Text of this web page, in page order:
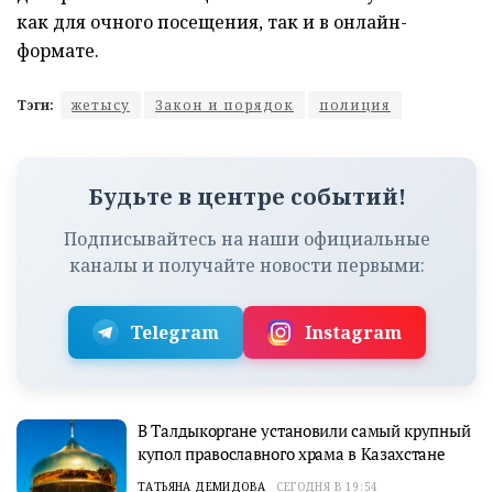
как для очного посещения, так и в онлайн-
формате.
Тэги: жетысу Закон и порядок полиция
Будьте в центре событий!
Подписывайтесь на наши официальные
каналы и получайте новости первыми:
Telegram Instagram
В Талдыкоргане установили самый крупный
купол православного храма в Казахстане
ТАТЬЯНА ДЕМИДОВА СЕГОДНЯ В 19:54